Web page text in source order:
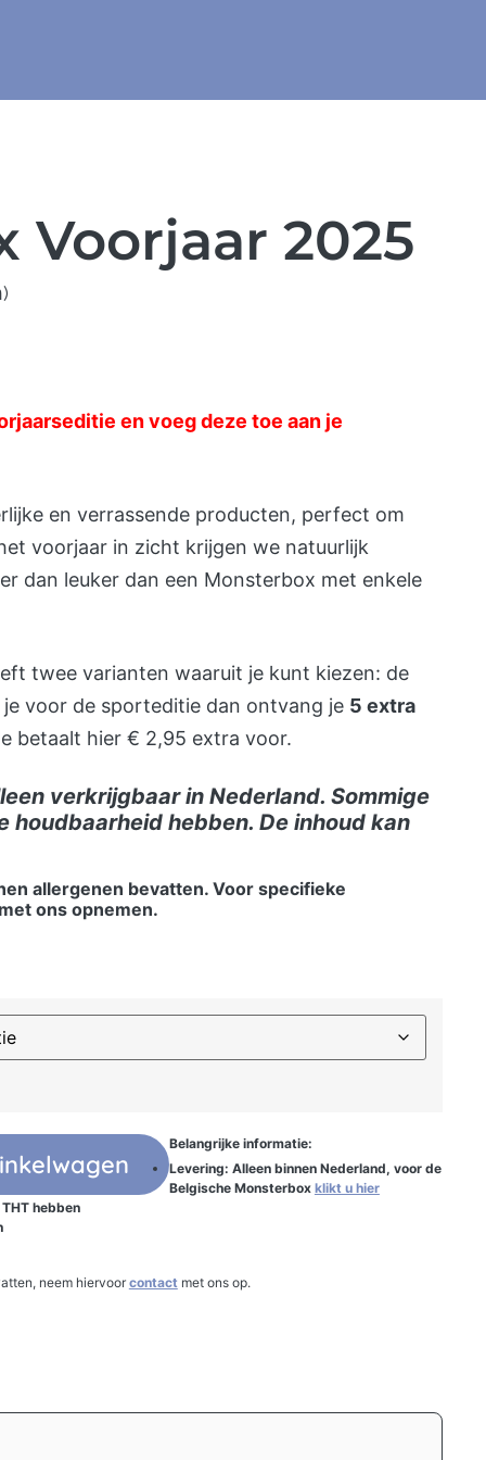
Voorjaar 2025
en voeg deze toe aan je
en verrassende producten, perfect om
voorjaar in zicht krijgen we natuurlijk
dan leuker dan een Monsterbox met enkele
twee varianten waaruit je kunt kiezen: de
voor de sporteditie dan ontvang je 5 extra
betaalt hier € 2,95 extra voor.
verkrijgbaar in Nederland. Sommige
houdbaarheid hebben. De inhoud kan
allergenen bevatten. Voor specifieke
ons opnemen.
Belangrijke informatie:
Levering: Alleen binnen Nederland, voor de
Belgische Monsterbox klikt u hier
hebben
neem hiervoor contactmet ons op.